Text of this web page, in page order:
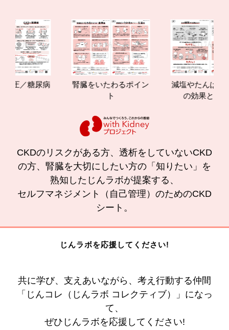
尿病
腎臓をいたわるポイン
減塩やたんぱく質管理
の効果と重要性
CKDのリスクがある方、透析をしていないCKD
の方、腎臓を大切にしたい方の「知りたい」を
熟知したじんラボが提案する、
セルフマネジメント（自己管理）のためのCKD
シート。
じんラボを応援してください!
共に学び、支えあいながら、考え行動する仲間
「じんコレ（じんラボ コレクティブ）」になっ
て、
ぜひじんラボを応援してください!